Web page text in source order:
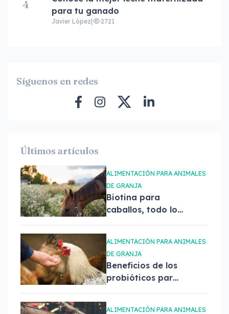
4
para tu ganado
Javier López 2721
Síguenos en redes
Últimos artículos
ALIMENTACIÓN PARA ANIMALES
DE GRANJA
Biotina para
caballos, todo lo
ALIMENTACIÓN PARA ANIMALES
DE GRANJA
Beneficios de los
probióticos para
ALIMENTACIÓN PARA ANIMALES